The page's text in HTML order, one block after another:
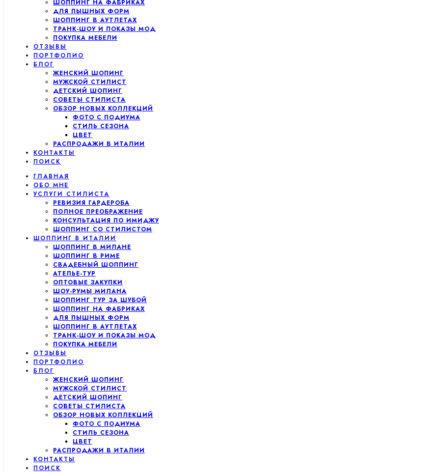
ШОППИНГ НА ФАБРИКАХ
ДЛЯ ПЫШНЫХ ФОРМ
ШОППИНГ В АУТЛЕТАХ
ТРАНК-ШОУ И ПОКАЗЫ МОД
ПОКУПКА МЕБЕЛИ
ОТЗЫВЫ
ПОРТФОЛИО
БЛОГ
ЖЕНСКИЙ ШОПИНГ
МУЖСКОЙ СТИЛИСТ
ДЕТСКИЙ ШОПИНГ
СОВЕТЫ СТИЛИСТА
ОБЗОР НОВЫХ КОЛЛЕКЦИЙ
ФОТО С ПОДИУМА
СТИЛЬ СЕЗОНА
ЦВЕТ
РАСПРОДАЖИ В ИТАЛИИ
КОНТАКТЫ
ПОИСК
ГЛАВНАЯ
ОБО МНЕ
УСЛУГИ СТИЛИСТА
РЕВИЗИЯ ГАРДЕРОБА
ПОЛНОЕ ПРЕОБРАЖЕНИЕ
КОНСУЛЬТАЦИЯ ПО ИМИДЖУ
ШОППИНГ СО СТИЛИСТОМ
ШОППИНГ В ИТАЛИИ
ШОППИНГ В МИЛАНЕ
ШОППИНГ В РИМЕ
СВАДЕБНЫЙ ШОППИНГ
АТЕЛЬЕ-ТУР
ОПТОВЫЕ ЗАКУПКИ
ШОУ-РУМЫ МИЛАНА
ШОППИНГ ТУР ЗА ШУБОЙ
ШОППИНГ НА ФАБРИКАХ
ДЛЯ ПЫШНЫХ ФОРМ
ШОППИНГ В АУТЛЕТАХ
ТРАНК-ШОУ И ПОКАЗЫ МОД
ПОКУПКА МЕБЕЛИ
ОТЗЫВЫ
ПОРТФОЛИО
БЛОГ
ЖЕНСКИЙ ШОПИНГ
МУЖСКОЙ СТИЛИСТ
ДЕТСКИЙ ШОПИНГ
СОВЕТЫ СТИЛИСТА
ОБЗОР НОВЫХ КОЛЛЕКЦИЙ
ФОТО С ПОДИУМА
СТИЛЬ СЕЗОНА
ЦВЕТ
РАСПРОДАЖИ В ИТАЛИИ
КОНТАКТЫ
ПОИСК